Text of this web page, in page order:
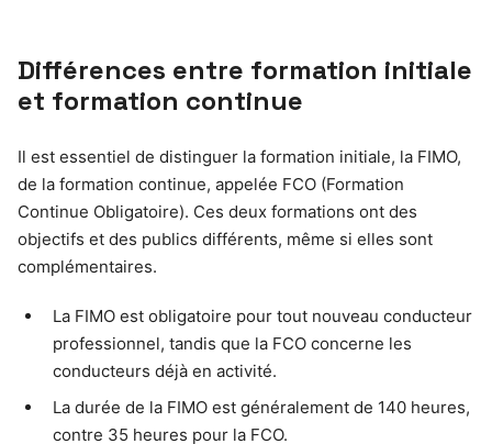
Différences entre formation initiale
et formation continue
Il est essentiel de distinguer la formation initiale, la FIMO,
de la formation continue, appelée FCO (Formation
Continue Obligatoire). Ces deux formations ont des
objectifs et des publics différents, même si elles sont
complémentaires.
La FIMO est obligatoire pour tout nouveau conducteur
professionnel, tandis que la FCO concerne les
conducteurs déjà en activité.
La durée de la FIMO est généralement de 140 heures,
contre 35 heures pour la FCO.